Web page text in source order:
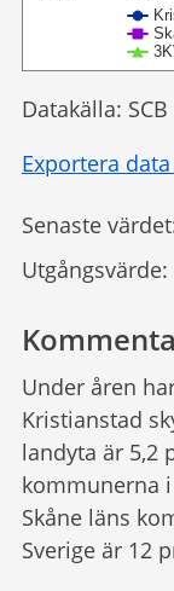
Datakälla: SCB
Exportera
Senaste
Utgångsvärde:
Under åren
Kristianstad
landyta är 5,2
kommunerna
Skåne läns
Sverige är 12